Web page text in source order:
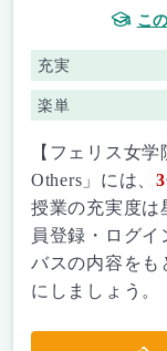
こ
充実
楽単
【フェリス女
Others」には、 3
授業の充実度は
員登録・ログ
バスの内容をも
にしましょう。